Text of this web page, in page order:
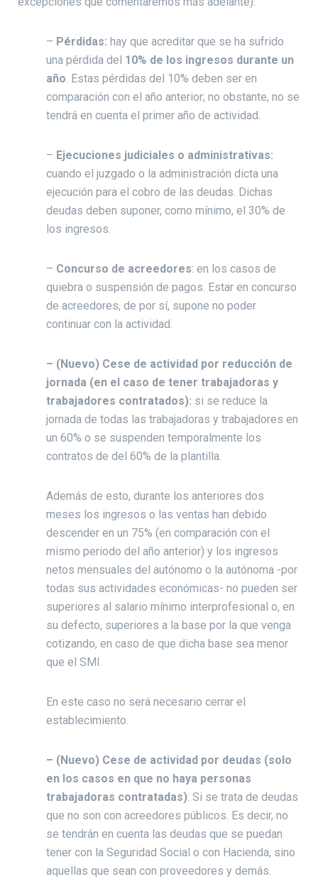
– Pérdidas: hay que acreditar que se ha sufrido
una pérdida del 10% de los ingresos durante un
año. Estas pérdidas del 10% deben ser en
comparación con el año anterior; no obstante, no se
tendrá en cuenta el primer año de actividad.
– Ejecuciones judiciales o administrativas:
cuando el juzgado o la administración dicta una
ejecución para el cobro de las deudas. Dichas
deudas deben suponer, como mínimo, el 30% de
los ingresos.
– Concurso de acreedores: en los casos de
quiebra o suspensión de pagos. Estar en concurso
de acreedores, de por sí, supone no poder
continuar con la actividad.
– (Nuevo) Cese de actividad por reducción de
jornada (en el caso de tener trabajadoras y
trabajadores contratados): si se reduce la
jornada de todas las trabajadoras y trabajadores en
un 60% o se suspenden temporalmente los
contratos de del 60% de la plantilla.
Además de esto, durante los anteriores dos
meses los ingresos o las ventas han debido
descender en un 75% (en comparación con el
mismo periodo del año anterior) y los ingresos
netos mensuales del autónomo o la autónoma -por
todas sus actividades económicas- no pueden ser
superiores al salario mínimo interprofesional o, en
su defecto, superiores a la base por la que venga
cotizando, en caso de que dicha base sea menor
que el SMI.
En este caso no será necesario cerrar el
establecimiento.
– (Nuevo) Cese de actividad por deudas (solo
en los casos en que no haya personas
trabajadoras contratadas): Si se trata de deudas
que no son con acreedores públicos. Es decir, no
se tendrán en cuenta las deudas que se puedan
tener con la Seguridad Social o con Hacienda, sino
aquellas que sean con proveedores y demás.